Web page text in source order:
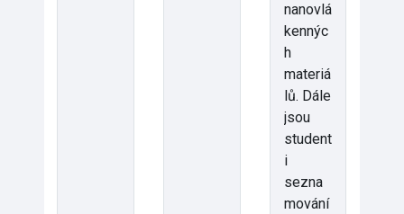
nanovlá
kennýc
h
materiá
lů. Dále
jsou
student
i
sezna
mování